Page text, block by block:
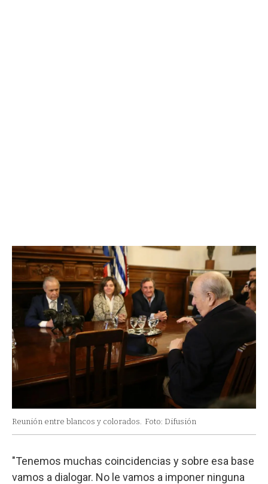
Reunión entre blancos y colorados. Foto: Difusión
"Tenemos muchas coincidencias y sobre esa base
vamos a dialogar. No le vamos a imponer ninguna